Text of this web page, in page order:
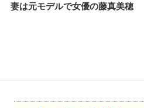
妻は元モデルで女優の藤真美穂